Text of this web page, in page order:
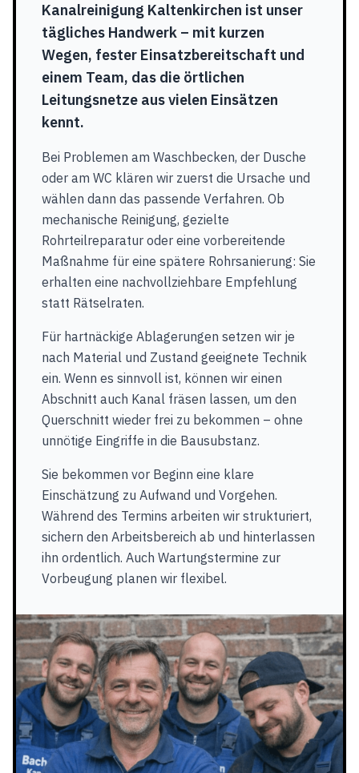
Kanalreinigung Kaltenkirchen ist unser
tägliches Handwerk – mit kurzen
Wegen, fester Einsatzbereitschaft und
einem Team, das die örtlichen
Leitungsnetze aus vielen Einsätzen
kennt.
Bei Problemen am Waschbecken, der Dusche
oder am WC klären wir zuerst die Ursache und
wählen dann das passende Verfahren. Ob
mechanische Reinigung, gezielte
Rohrteilreparatur oder eine vorbereitende
Maßnahme für eine spätere Rohrsanierung: Sie
erhalten eine nachvollziehbare Empfehlung
statt Rätselraten.
Für hartnäckige Ablagerungen setzen wir je
nach Material und Zustand geeignete Technik
ein. Wenn es sinnvoll ist, können wir einen
Abschnitt auch Kanal fräsen lassen, um den
Querschnitt wieder frei zu bekommen – ohne
unnötige Eingriffe in die Bausubstanz.
Sie bekommen vor Beginn eine klare
Einschätzung zu Aufwand und Vorgehen.
Während des Termins arbeiten wir strukturiert,
sichern den Arbeitsbereich ab und hinterlassen
ihn ordentlich. Auch Wartungstermine zur
Vorbeugung planen wir flexibel.